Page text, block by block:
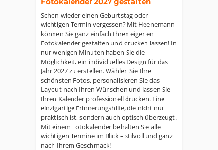
Schon wieder einen Geburtstag oder
wichtigen Termin vergessen? Mit Heenemann
können Sie ganz einfach Ihren eigenen
Fotokalender gestalten und drucken lassen! In
nur wenigen Minuten haben Sie die
Möglichkeit, ein individuelles Design für das
Jahr 2027 zu erstellen. Wählen Sie Ihre
schönsten Fotos, personalisieren Sie das
Layout nach Ihren Wünschen und lassen Sie
Ihren Kalender professionell drucken. Eine
einzigartige Erinnerungshilfe, die nicht nur
praktisch ist, sondern auch optisch überzeugt.
Mit einem Fotokalender behalten Sie alle
wichtigen Termine im Blick – stilvoll und ganz
nach Ihrem Geschmack!